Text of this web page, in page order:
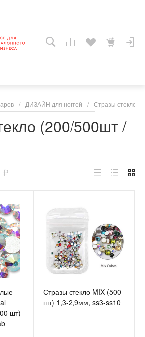
/ ДИЗАЙН для ногтей / Стразы стекло
(200/500шт /
шт)
Стразы стекло MIX (500
шт) 1,3-2,9мм, ss3-ss10